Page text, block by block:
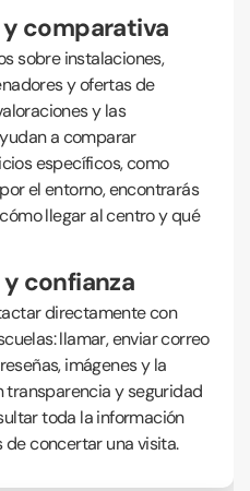
comparativa
sobre instalaciones,
y ofertas de
y las
a comparar
específicos, como
el entorno, encontrarás
llegar al centro y qué
confianza
directamente con
llamar, enviar correo
imágenes y la
y seguridad
toda la información
concertar una visita.